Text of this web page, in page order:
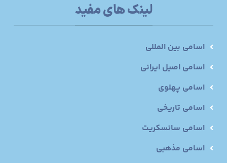
لینک های مفید
اسامی بین المللی
اسامی اصیل ایرانی
اسامی پهلوی
اسامی تاریخی
اسامی سانسکریت
اسامی مذهبی